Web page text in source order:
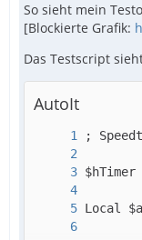
So sieht mein
[Blockierte Grafik:
Das Testscript
AutoIt